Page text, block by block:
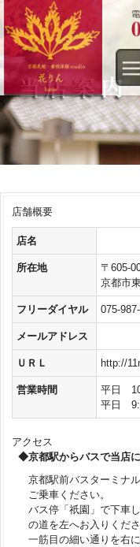
店舗概要
店名
所在地
〒605-
京都市
フリーダイヤル 075-
メールアドレス
ＵＲＬ http://
営業時間
平日
平日
アクセス
◆京都駅からバスで当店
京都駅前バスターミナ
ご乗車ください。
バス停「祇園」で下車
の道を左へお入りくださ
一筋目の細い通りを右